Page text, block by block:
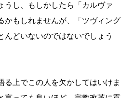
うし、もしかしたら「カルヴァ
かもしれませんが、「ツヴィング
んどいないのではないでしょう
る上でこの人を欠かしてはいけま